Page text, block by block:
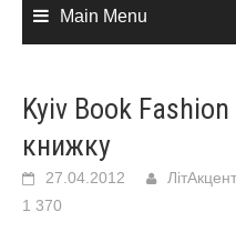
Main Menu
Kyiv Book
книжку
27.04.2012 ЛітАкцент
1 370